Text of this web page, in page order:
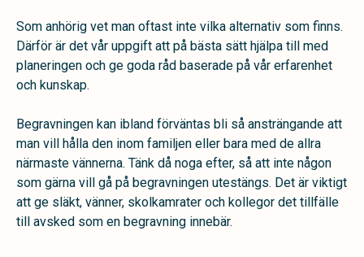
Som anhörig vet man oftast inte vilka alternativ som finns.
Därför är det vår uppgift att på bästa sätt hjälpa till med
planeringen och ge goda råd baserade på vår erfarenhet
och kunskap.
Begravningen kan ibland förväntas bli så ansträngande att
man vill hålla den inom familjen eller bara med de allra
närmaste vännerna. Tänk då noga efter, så att inte någon
som gärna vill gå på begravningen utestängs. Det är viktigt
att ge släkt, vänner, skolkamrater och kollegor det tillfälle
till avsked som en begravning innebär.